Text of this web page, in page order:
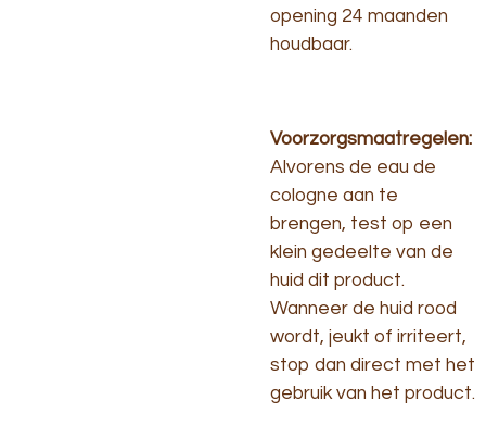
opening 24 maanden
houdbaar.
Voorzorgsmaatregelen:
Alvorens de eau de
cologne aan te
brengen, test op een
klein gedeelte van de
huid dit product.
Wanneer de huid rood
wordt, jeukt of irriteert,
stop dan direct met het
gebruik van het product.